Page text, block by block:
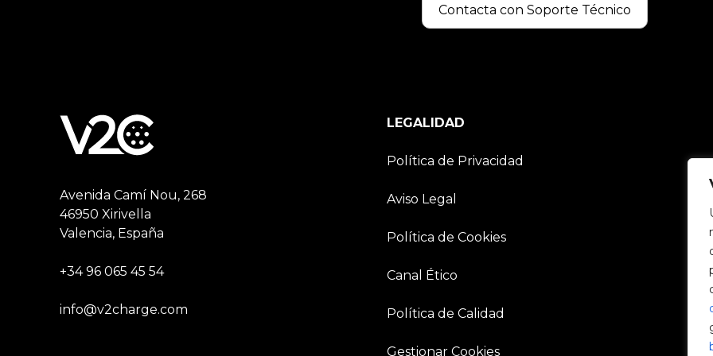
Contacta con Soporte Técnico
Avenida Camí Nou, 268
46950 Xirivella
Valencia, España
+34 96 065 45 54
info@v2charge.com
LEGALIDAD
Política de Privacidad
Aviso Legal
Política de Cookies
Canal Ético
Política de Calidad
Gestionar Cookies